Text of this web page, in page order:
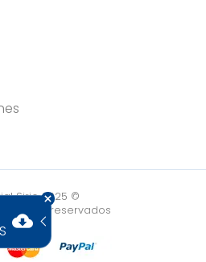
cloud_download
Sirio 2025 ©
reservados